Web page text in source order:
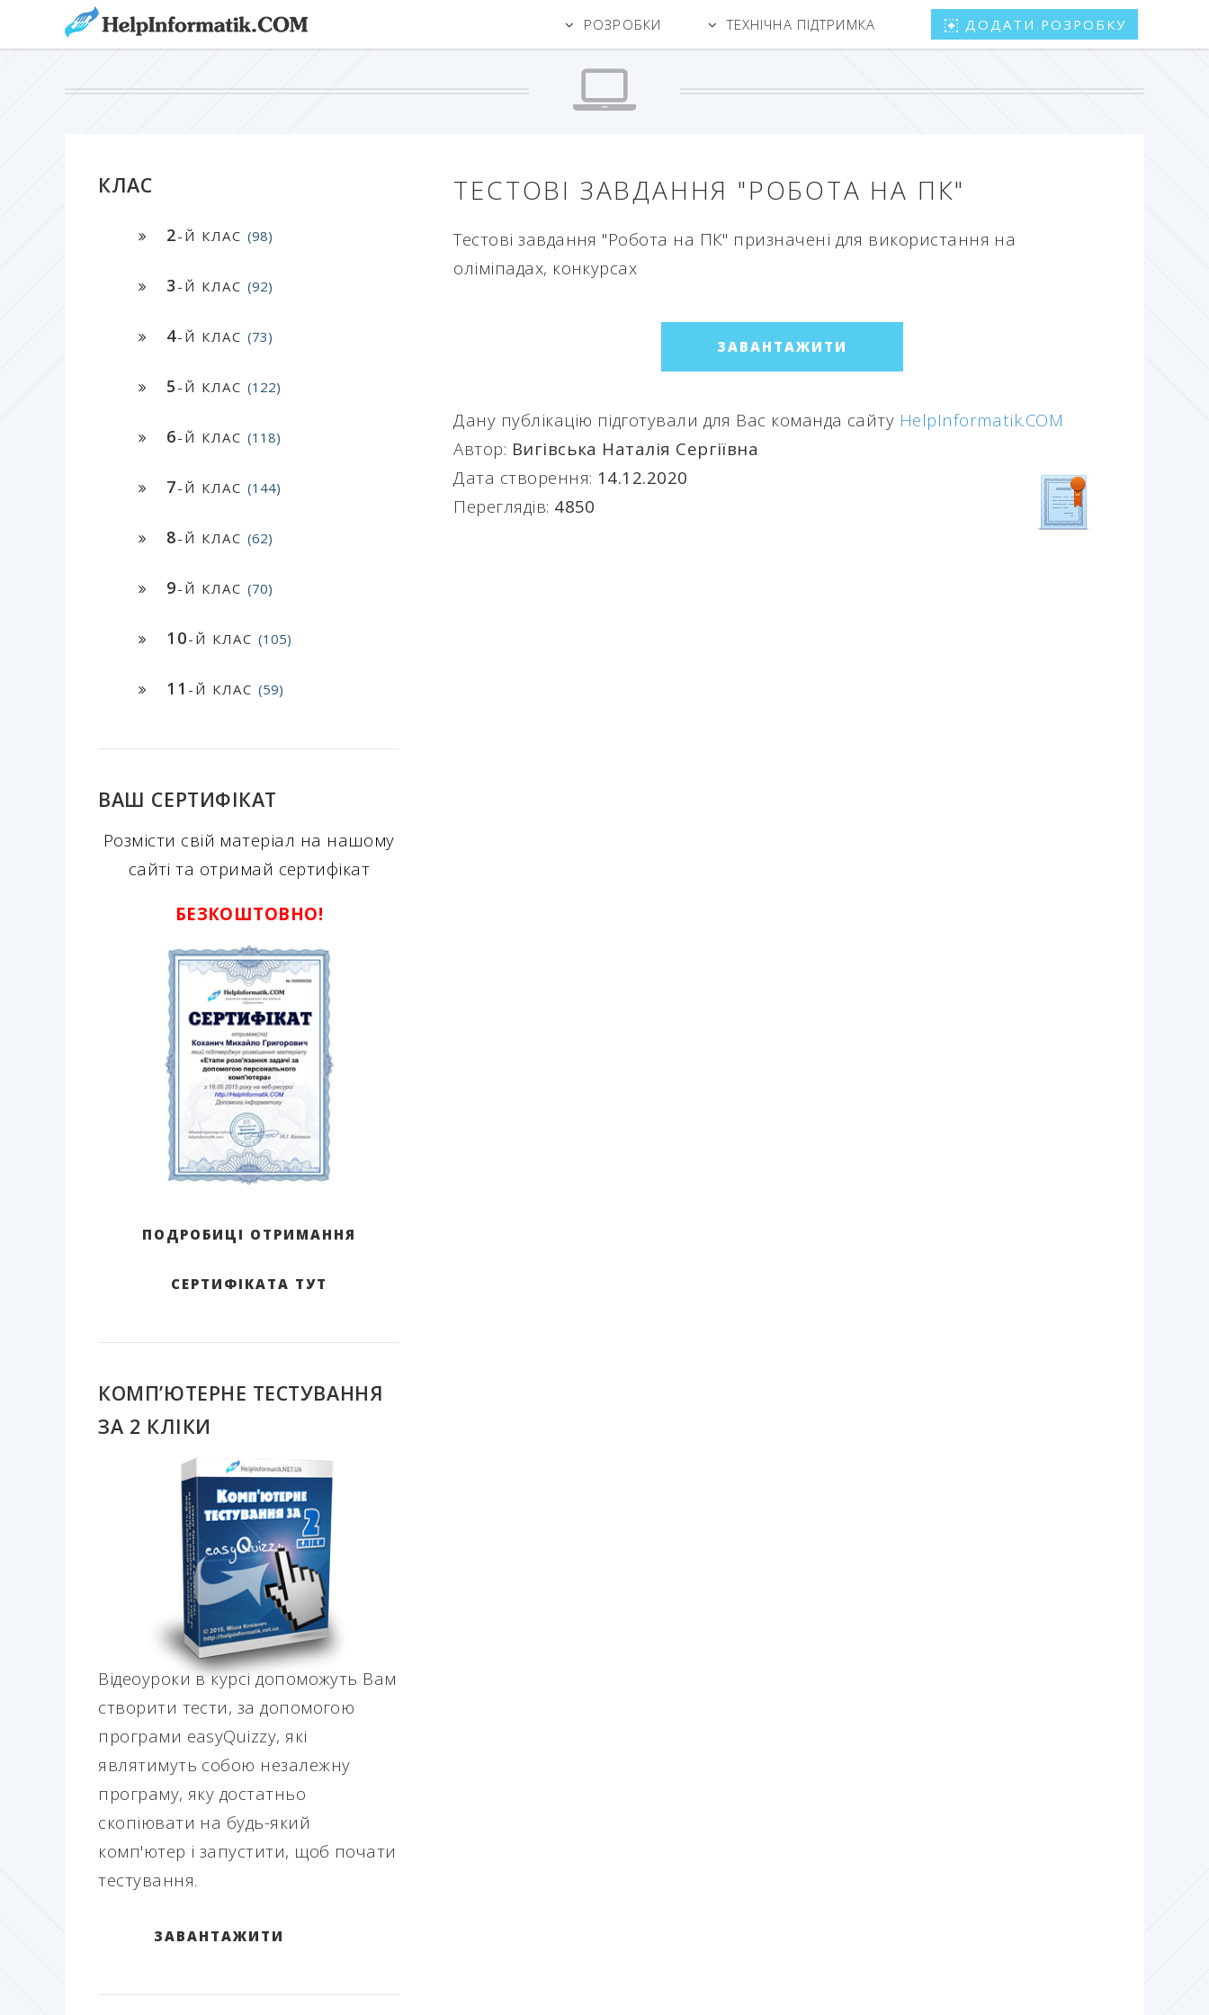
РОЗРОБКИ ТЕХНІЧНА ПІДТРИМКА ДОДАТИ РОЗРОБКУ
КЛАС
2-Й КЛАС (98)
3 -Й КЛАС (92)
4-Й КЛАС (73)
5 -Й КЛАС (122)
6-Й КЛАС (118)
7-Й КЛАС (144)
8-Й КЛАС (62)
9-Й КЛАС (70)
10-Й КЛАС (105)
11 -Й КЛАС (59)
ВАШ СЕРТИФІКАТ
Розмісти свій матеріал на нашому
сайті та отримай сертифікат
БЕЗКОШТОВНО!
ПОДРОБИЦІ ОТРИМАННЯ
СЕРТИФІКАТА ТУТ
КОМП’ЮТЕРНЕ ТЕСТУВАННЯ
ЗА 2 КЛІКИ
Відеоуроки в курсі допоможуть Вам
створити тести, за допомогою
програми easyQuizzy, які
являтимуть собою незалежну
програму, яку достатньо
скопіювати на будь-який
комп'ютер і запустити, щоб почати
тестування.
ЗАВАНТАЖИТИ
ТЕСТОВІ ЗАВДАННЯ "РОБОТА НА ПК"
Тестові завдання "Робота на ПК" призначені для використання на
оліміпадах, конкурсах
ЗАВАНТАЖИТИ
Дану публікацію підготували для Вас команда сайту HelpInformatik.COM
Автор: Вигівська Наталія Сергіївна
Дата створення: 14.12.2020
Переглядів: 4850